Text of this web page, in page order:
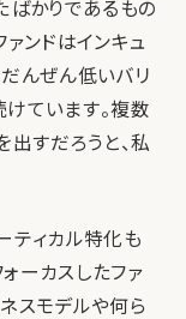
ばかりであるもの
ンドはインキュ
んぜん低いバリ
ています。複数
出すだろうと、私
ティカル特化も
ーカスしたファ
スモデルや何ら